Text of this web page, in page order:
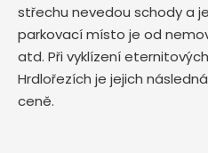
střechu nevedou schody a
parkovací místo je od
atd. Při vyklízení
Hrdlořezích je jejich
ceně.